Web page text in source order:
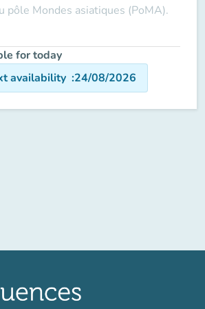
pôle Mondes asiatiques (PoMA).
for today
availability :24/08/2026